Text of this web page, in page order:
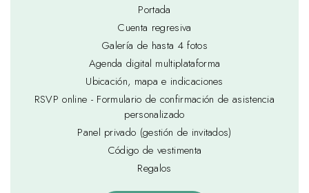
Portada
Cuenta regresiva
Galería de hasta 4 fotos
Agenda digital multiplataforma
Ubicación, mapa e indicaciones
RSVP online - Formulario de confirmación de asistencia
personalizado
Panel privado (gestión de invitados)
Código de vestimenta
Regalos